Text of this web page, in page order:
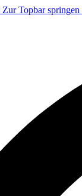
Zur Topbar springen